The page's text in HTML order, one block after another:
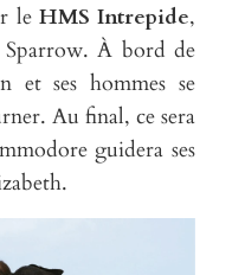
le HMS Intrepide,
À bord de
et ses hommes se
Au final, ce sera
guidera ses